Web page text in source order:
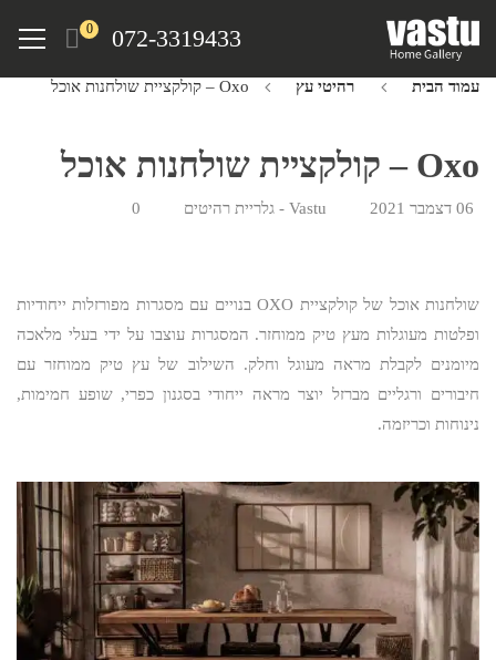
072-3319433
0
Menu
עמוד הבית רהיטי עץ Oxo – קולקציית שולחנות אוכל
Oxo – קולקציית שולחנות אוכל
06 דצמבר 2021 Vastu - גלריית רהיטים
שולחנות אוכל של קולקציית OXO בנויים עם מסגרות מפורזלות ייחודיות
ופלטות מעוגלות מעץ טיק ממוחזר. המסגרות עוצבו על ידי בעלי מלאכה
מיומנים לקבלת מראה מעוגל וחלק. השילוב של עץ טיק ממוחזר עם
חיבורים ורגליים מברזל יוצר מראה ייחודי בסגנון כפרי, שופע חמימות,
נינוחות וכריזמה.